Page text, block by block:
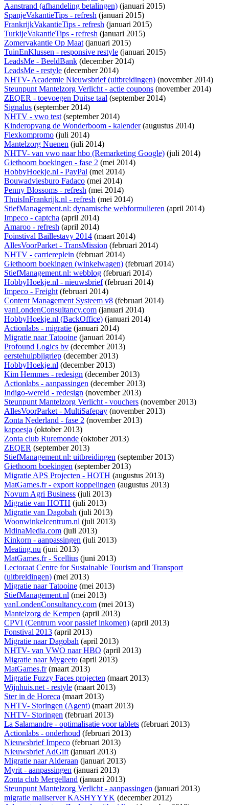
Aanstrand (afhandeling betalingen) (januari 2015)
SpanjeVakantieTips - refresh (januari 2015)
FrankrijkVakantieTips - refresh (januari 2015)
TurkijeVakantieTips - refresh (januari 2015)
Zomervakantie Op Maat(januari 2015)
TuinEnKlussen - responsive restyle (januari 2015)
LeadsMe - BeeldBank (december 2014)
LeadsMe - restyle (december 2014)
NHTV- Academie Nieuwsbrief (uitbreidingen) (november 2014)
Steunpunt Mantelzorg Verlicht - actie coupons (november 2014)
ZEQER - toevoegen Duitse taal (september 2014)
Signalus (september 2014)
NHTV - vwo test(september 2014)
Kinderopvang de Wonderboom - kalender(augustus 2014)
Flexkompromo (juli 2014)
Mantelzorg Nuenen (juli 2014)
NHTV- van vwo naar hbo (Remarketing Google) (juli 2014)
Giethoorn boekingen - fase 2 (mei 2014)
HobbyHoekje.nl - PayPal (mei 2014)
Bouwadviesburo Fadaco (mei 2014)
Penny Blossoms - refresh (mei 2014)
ThuisInFrankrijk.nl - refresh (mei 2014)
StiefManagement.nl: dynamische webformulieren (april 2014)
Impeco - captcha (april 2014)
Amaroo - refresh (april 2014)
Foinstival Baillestavy 2014 (maart 2014)
AllesVoorParket - TransMission (februari 2014)
NHTV - carriereplein (februari 2014)
Giethoorn boekingen (winkelwagen) (februari 2014)
StiefManagement.nl: webblog (februari 2014)
HobbyHoekje.nl - nieuwsbrief(februari 2014)
Impeco - Freight(februari 2014)
Content Management Systeem v8 (februari 2014)
vanLondenConsultancy.com (januari 2014)
HobbyHoekje.nl (BackOffice) (januari 2014)
Actionlabs - migratie (januari 2014)
Migratie naar Tatooine (januari 2014)
Profound Logics bv (december 2013)
eerstehulpbijgriep (december 2013)
HobbyHoekje.nl (december 2013)
Kim Hemmes - redesign (december 2013)
Actionlabs - aanpassingen (december 2013)
Indigo-wereld - redesign (november 2013)
Steunpunt Mantelzorg Verlicht - vouchers (november 2013)
AllesVoorParket - MultiSafepay (november 2013)
Zonta Nederland - fase 2 (november 2013)
kapoesja (oktober 2013)
Zonta club Ruremonde (oktober 2013)
ZEQER (september 2013)
StiefManagement.nl: uitbreidingen (september 2013)
Giethoorn boekingen (september 2013)
Migratie APS Projecten - HOTH (augustus 2013)
MatGames.fr - export koppelingen (augustus 2013)
Novum Agri Business (juli 2013)
Migratie van HOTH (juli 2013)
Migratie van Dagobah (juli 2013)
Woonwinkelcentrum.nl (juli 2013)
MdinaMedia.com (juli 2013)
Kinkorn - aanpassingen (juli 2013)
Meating.nu (juni 2013)
MatGames.fr - Scellius (juni 2013)
Lectoraat Centre for Sustainable Tourism and Transport
(uitbreidingen) (mei 2013)
Migratie naar Tatooine (mei 2013)
StiefManagement.nl (mei 2013)
vanLondenConsultancy.com (mei 2013)
Mantelzorg de Kempen (april 2013)
CPVI (Centrum voor passief inkomen) (april 2013)
Fonstival 2013 (april 2013)
Migratie naar Dagobah (april 2013)
NHTV- van VWO naar HBO (april 2013)
Migratie naar Mygeeto (april 2013)
MatGames.fr(maart 2013)
Migratie Fuzzy Faces projecten (maart 2013)
Wijnhuis.net - restyle (maart 2013)
Ster in de Horeca (maart 2013)
NHTV- Storingen (Agent) (maart 2013)
NHTV- Storingen (februari 2013)
La Salamandre - optimalisatie voor tablets (februari 2013)
Actionlabs - onderhoud (februari 2013)
Nieuwsbrief Impeco (februari 2013)
Nieuwsbrief AdGift(januari 2013)
Migratie naar Alderaan (januari 2013)
Myrit - aanpassingen (januari 2013)
Zonta club Mergelland (januari 2013)
Steunpunt Mantelzorg Verlicht - aanpassingen (januari 2013)
migratie mailserver KASHYYYK (december 2012)